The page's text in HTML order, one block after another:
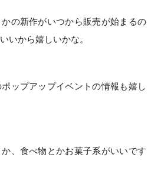
の新作がいつから販売が始まるの
いから嬉しいかな。
ップアップイベントの情報も嬉し
、食べ物とかお菓子系がいいです